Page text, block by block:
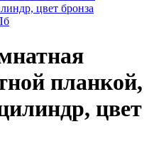
планкой,
цвет